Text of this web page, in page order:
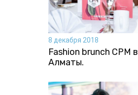
8 декабря 2018
Fashion brunch CPM в
Алматы.